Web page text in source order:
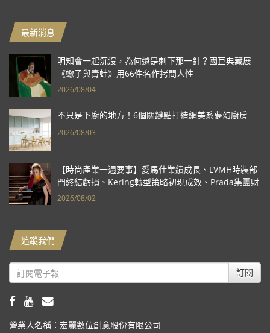
最新消息
明知會一起沉沒，為何還是刺下那一針？國巨典藏展
《蠍子與青蛙》用66件名作拷問人性
2026/08/04
不只是下廚的地方！6個關鍵點打造網美系夢幻廚房
2026/08/03
【時尚產業一週要事】愛馬仕業績成長、LVMH時裝部
門終結虧損、Kering轉型策略初現成效、Prada集團財
報亮眼
2026/08/02
追蹤我們
訂閱
營業人名稱：宏麗數位創意股份有限公司